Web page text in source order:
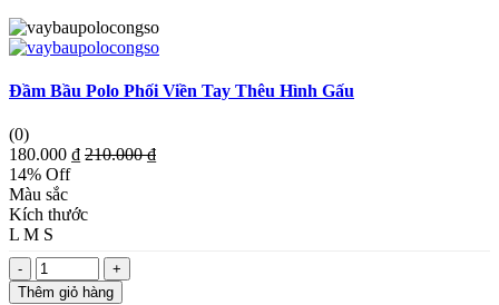
Đầm Bầu Polo Phối Viền Tay Thêu Hình Gấu
(0)
180.000 ₫ 210.000 ₫
14% Off
Màu sắc
Kích thước
L M S
Thêm giỏ hàng